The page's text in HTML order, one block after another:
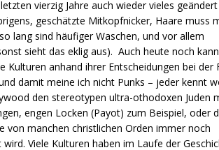
vierzig Jahre auch wieder vieles geändert
geschätzte Mitkopfnicker, Haare muss
lang sind häufiger Waschen, und vor allem
sieht das eklig aus). Auch heute noch
Kulturen anhand ihrer Entscheidungen bei der
damit meine ich nicht Punks – jeder kennt
den stereotypen ultra-othodoxen Juden
engen Locken (Payot) zum Beispiel, oder
von manchen christlichen Orden immer noch
wird. Viele Kulturen haben im Laufe der